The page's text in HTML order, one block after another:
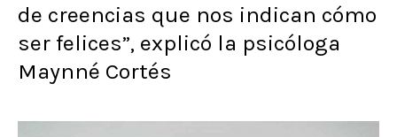
de creencias que nos indican cómo
ser felices”, explicó la psicóloga
Maynné Cortés